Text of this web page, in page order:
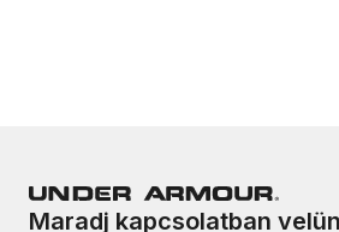
Maradj kapcsolatban